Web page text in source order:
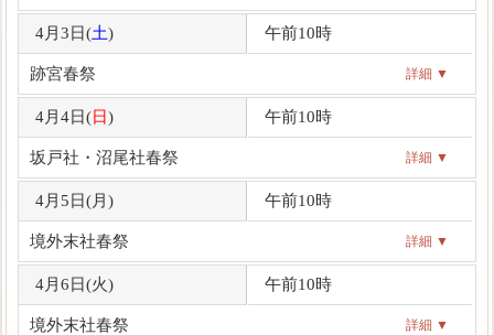
4月3日(土) 午前10時
跡宮春祭 詳細 ▼
4月4日(日) 午前10時
坂戸社・沼尾社春祭 詳細 ▼
4月5日(月) 午前10時
境外末社春祭 詳細 ▼
4月6日(火) 午前10時
境外末社春祭 詳細 ▼